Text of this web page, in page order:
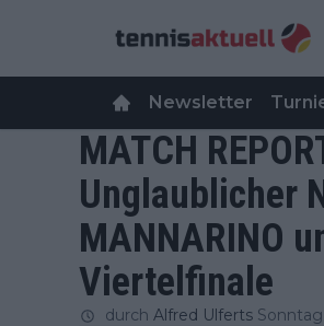
Newsletter
MATCH
Unglaublicher
MANNARINO
Viertelfinale
durch Alfred Ulferts